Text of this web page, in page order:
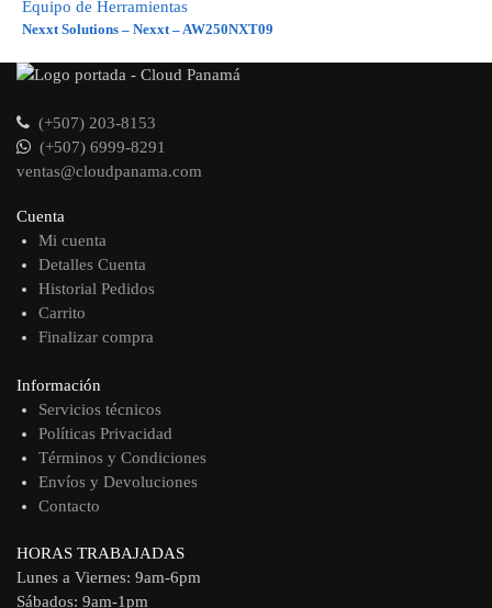
Nexxt Solutions – Nexxt – AW250NXT09
(+507) 203-8153
(+507) 6999-8291
ventas@cloudpanama.com
Cuenta
Mi cuenta
Detalles Cuenta
Historial Pedidos
Carrito
Finalizar compra
Información
Servicios técnicos
Políticas Privacidad
Términos y Condiciones
Envíos y Devoluciones
Contacto
HORAS TRABAJADAS
Lunes a Viernes: 9am-6pm
Sábados: 9am-1pm